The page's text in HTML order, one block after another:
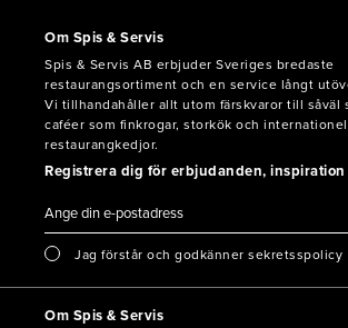
Om Spis & Servis
Spis & Servis AB erbjuder Sveriges bredaste
restaurangsortiment och en service långt
Vi tillhandahåller allt utom färskvaror till såväl
caféer som finkrogar, storkök och
restaurangkedjor.
Registrera dig för erbjudanden,
Jag förstår och godkänner sekretsspolicy
Om Spis & Servis